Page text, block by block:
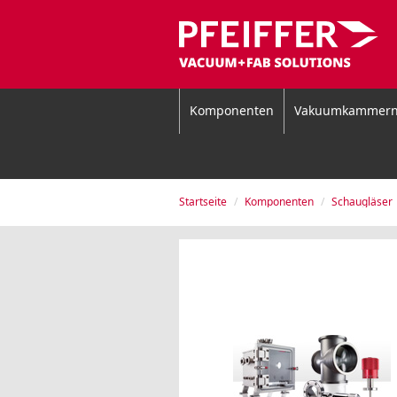
Komponenten
Startseite Komponenten Schaugläser